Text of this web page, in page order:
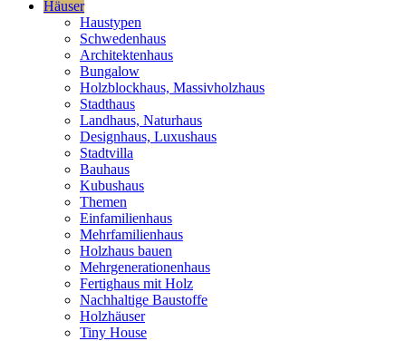
Häuser
Haustypen
Schwedenhaus
Architektenhaus
Bungalow
Holzblockhaus, Massivholzhaus
Stadthaus
Landhaus, Naturhaus
Designhaus, Luxushaus
Stadtvilla
Bauhaus
Kubushaus
Themen
Einfamilienhaus
Mehrfamilienhaus
Holzhaus bauen
Mehrgenerationenhaus
Fertighaus mit Holz
Nachhaltige Baustoffe
Holzhäuser
Tiny House